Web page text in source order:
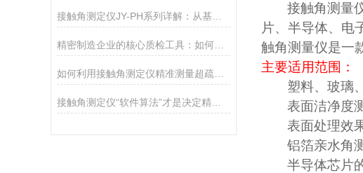
精密制造企业的核心质检工具：如何通过接触角控制产品质量
如何利用接触角测定仪精准测量超疏水材料（>150°）
接触角测定仪“软件算法”才是决定精度的灵魂
接触角测量
片、半导体、电
触角测量仪是一
主要适用范围：
塑料、玻璃
表面洁净度
表面处理效
铝箔亲水角
半导体芯片